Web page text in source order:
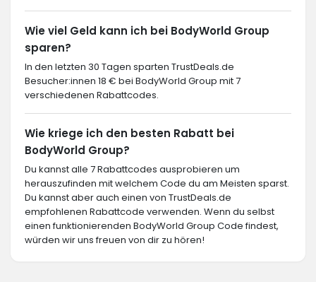
Wie viel Geld kann ich bei BodyWorld Group
sparen?
In den letzten 30 Tagen sparten TrustDeals.de
Besucher:innen 18 € bei BodyWorld Group mit 7
verschiedenen Rabattcodes.
Wie kriege ich den besten Rabatt bei
BodyWorld Group?
Du kannst alle 7 Rabattcodes ausprobieren um
herauszufinden mit welchem Code du am Meisten sparst.
Du kannst aber auch einen von TrustDeals.de
empfohlenen Rabattcode verwenden. Wenn du selbst
einen funktionierenden BodyWorld Group Code findest,
würden wir uns freuen von dir zu hören!